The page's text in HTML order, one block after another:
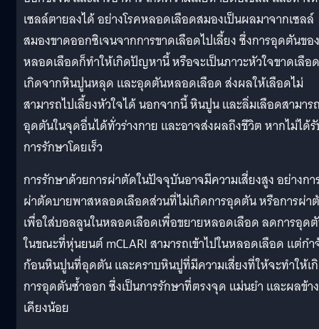
เซลล์ตายลงได้ อย่างโรคหลอดเลือดสมองเป็นผลมาจากเซลล์
สมองขาดออกซิเจนจากการขาดเลือดไปเลี้ยง ซึ่งการอุดตันของ
หลอดเลือดก็ทำให้เกิดปัญหานี้ หรือจะเป็นภาวะหัวใจขาดเลือ
เกิดจากหินปูนหลุด และอุดตันหลอดเลือด ส่งผลให้เลือดไม่
สามารถไปเลี้ยงหัวใจได้ นอกจากนี้ หินปูน และลิ่มเลือดสามาร
อุดตันในจุดอื่นได้ทั่วร่างกาย และอาจส่งผลถึงชีวิต หากไม่ได้
การรักษาโดยเร็ว
การรักษาด้วยการผ่าตัดในปัจจุบันอาจมีความเสี่ยงสูง อย่างกา
ผ่าตัดบายพาสหลอดเลือดส่วนที่ไม่เกิดการอุดตัน หรือการผ่า
เพื่อใส่บอลลูนในหลอดเลือดเพื่อขยายหลอดเลือด ลดการอุด
ในขณะที่หุ่นยนต์ mCLARI สามารถเข้าไปในหลอดเลือด แต่ก
ก้อนหินปูนที่อุดตัน และคราบหินปูที่มีความเสี่ยงที่ให้จะทำให้เ
การอุดตันซ้ำออก ซึ่งเป็นการรักษาที่ตรงจุด แม่นยำ และผลข้าง
เคียงน้อย